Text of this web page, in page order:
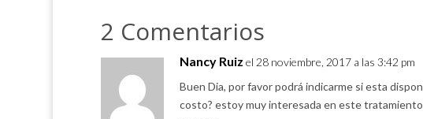
2 Comentarios
Nancy Ruiz el 28 noviembre, 2017 a las 3:42 pm
Buen Dia, por favor podrá indicarme si esta
costo? estoy muy interesada en este